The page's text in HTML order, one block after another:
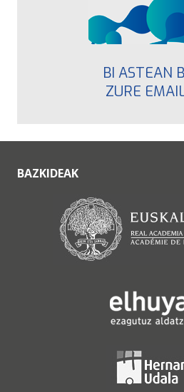
BI ASTEAN
ZURE
BAZKIDEAK